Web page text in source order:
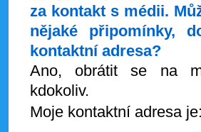
za kontakt s médii.
nějaké připomínky,
kontaktní adresa?
Ano, obrátit se na
kdokoliv.
Moje kontaktní adresa je: